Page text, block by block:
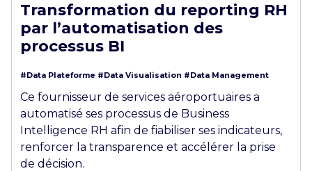
Transformation du reporting RH
par l’automatisation des
processus BI
#Data Plateforme #Data Visualisation #Data Management
Ce fournisseur de services aéroportuaires a
automatisé ses processus de Business
Intelligence RH afin de fiabiliser ses indicateurs,
renforcer la transparence et accélérer la prise
de décision.